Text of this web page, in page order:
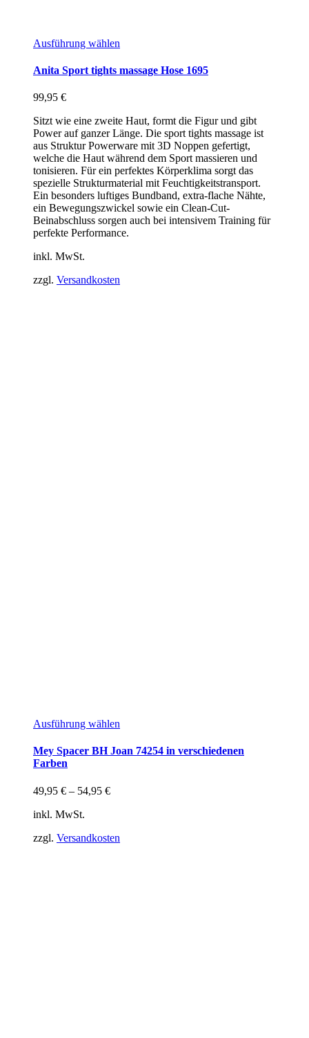
Ausführung wählen
Anita Sport tights massage Hose 1695
99,95 €
Sitzt wie eine zweite Haut, formt die Figur und gibt
Power auf ganzer Länge. Die sport tights massage ist
aus Struktur Powerware mit 3D Noppen gefertigt,
welche die Haut während dem Sport massieren und
tonisieren. Für ein perfektes Körperklima sorgt das
spezielle Strukturmaterial mit Feuchtigkeitstransport.
Ein besonders luftiges Bundband, extra-flache Nähte,
ein Bewegungszwickel sowie ein Clean-Cut-
Beinabschluss sorgen auch bei intensivem Training für
perfekte Performance.
inkl. MwSt.
zzgl. Versandkosten
Ausführung wählen
Mey Spacer BH Joan 74254 in verschiedenen
Farben
49,95 € – 54,95 €
inkl. MwSt.
zzgl. Versandkosten